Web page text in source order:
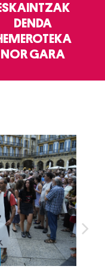
DENDA
NOR GARA